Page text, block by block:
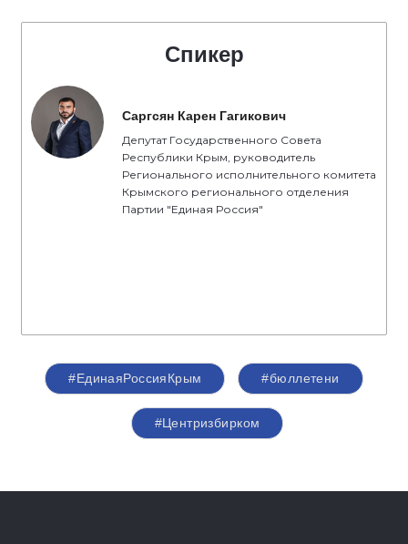
Спикер
Саргсян Карен Гагикович
Депутат Государственного Совета
Республики Крым, руководитель
Регионального исполнительного комитета
Крымского регионального отделения
Партии "Единая Россия"
#ЕдинаяРоссияКрым #бюллетени
#Центризбирком